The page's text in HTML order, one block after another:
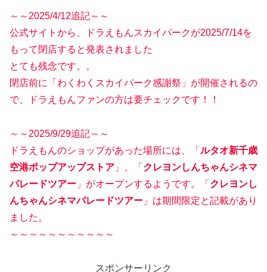
～～2025/4/12追記～～
公式サイトから、ドラえもんスカイパークが2025/7/14を
もって閉店すると発表されました
とても残念です。。
閉店前に「わくわくスカイパーク感謝祭」が開催されるの
で、ドラえもんファンの方は要チェックです！！
～～2025/9/29追記～～
ドラえもんのショップがあった場所には、「 ルタオ新千歳
空港ポップアップストア 」、「 クレヨンしんちゃんシネマ
パレードツアー 」がオープンするようです。 「 クレヨンし
んちゃんシネマパレードツアー 」 は期間限定と記載があり
ました。
～～～～～～～～～～～
スポンサーリンク